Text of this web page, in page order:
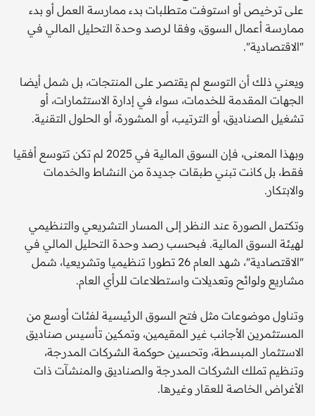
على ترخيص أو استوفت متطلبات بدء ممارسة العمل أو بدء
ممارسة أعمال السوق، وفقا لرصد وحدة التحليل المالي في
"الاقتصادية".
ويعني ذلك أن التوسع لم يقتصر على المنتجات، بل شمل أيضا
الجهات المقدمة للخدمات، سواء في إدارة الاستثمارات، أو
تشغيل الصناديق، أو الترتيب، أو المشورة، أو الحلول التقنية.
وبهذا المعنى، فإن السوق المالية في 2025 لم تكن تتوسع أفقيا
فقط، بل كانت تبني طبقات جديدة من النشاط والخدمات
والابتكار.
وتكتمل الصورة عند النظر إلى المسار التشريعي والتنظيمي
لهيئة السوق المالية. فبحسب رصد وحدة التحليل المالي في
"الاقتصادية"، شهد العام 26 تطورا تنظيميا وتشريعيا، شمل
مشاريع ولوائح وتعديلات واستطلاعات للرأي العام.
وتناول موضوعات مثل فتح السوق الرئيسية لفئات أوسع من
المستثمرين الأجانب غير المقيمين، وتمكين تأسيس صناديق
الاستثمار المبسطة، وتحسين حوكمة الشركات المدرجة،
وتنظيم تملك الشركات المدرجة والصناديق والمنشآت ذات
الأغراض الخاصة للعقار وغيرها.